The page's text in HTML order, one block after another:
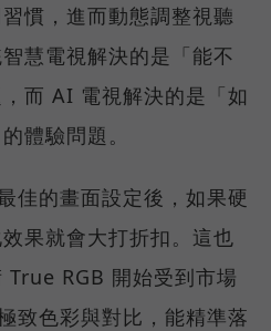
慣，進而動態調整視聽
慧電視解決的是「能不
而 AI 電視解決的是「如
體驗問題。
佳的畫面設定後，如果硬
果就會大打折扣。這也
True RGB 開始受到市場
致色彩與對比，能精準落